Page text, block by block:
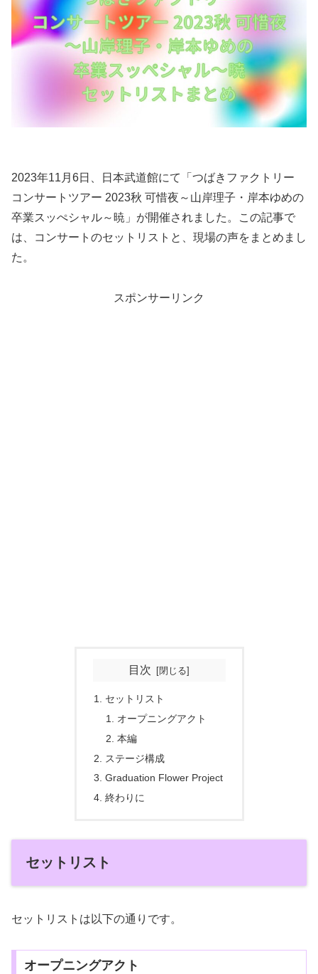
2023年11月6日、日本武道館にて「つばきファクトリー
コンサートツアー 2023秋 可惜夜～山岸理子・岸本ゆめの
卒業スッぺシャル～暁」が開催されました。この記事で
は、コンサートのセットリストと、現場の声をまとめまし
た。
スポンサーリンク
目次
セットリスト
オープニングアクト
本編
ステージ構成
Graduation Flower Project
終わりに
セットリスト
セットリストは以下の通りです。
オープニングアクト